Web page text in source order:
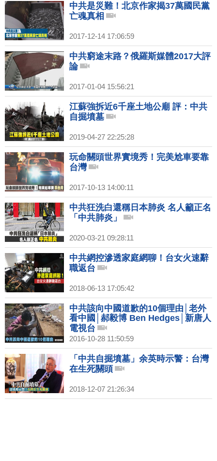
中共是災難！北京作家揭37萬國民黨
亡魂真相
2017-12-14 17:06:59
中共窮途末路？俄羅斯媒體2017大評
論
2017-01-04 15:56:21
江蘇強拆近6千座土地公廟 評：中共
自掘墳墓
2019-04-27 22:25:28
玩命關頭世界實境秀！完美尬車要靠
台灣
2017-10-13 14:00:11
中共狂洗白還稱日本肺炎 名人籲正名
「中共肺炎」
2020-03-21 09:28:11
中共網控滲透家庭網聊！台女火速辭
職返台
2018-06-13 17:05:42
中共該向中國道歉的10個理由│老外
看中國│郝毅博 Ben Hedges│新唐人
電視台
2016-10-28 11:50:59
「中共自掘墳墓」余英時示警：台灣
在生死關頭
2018-12-07 21:26:34